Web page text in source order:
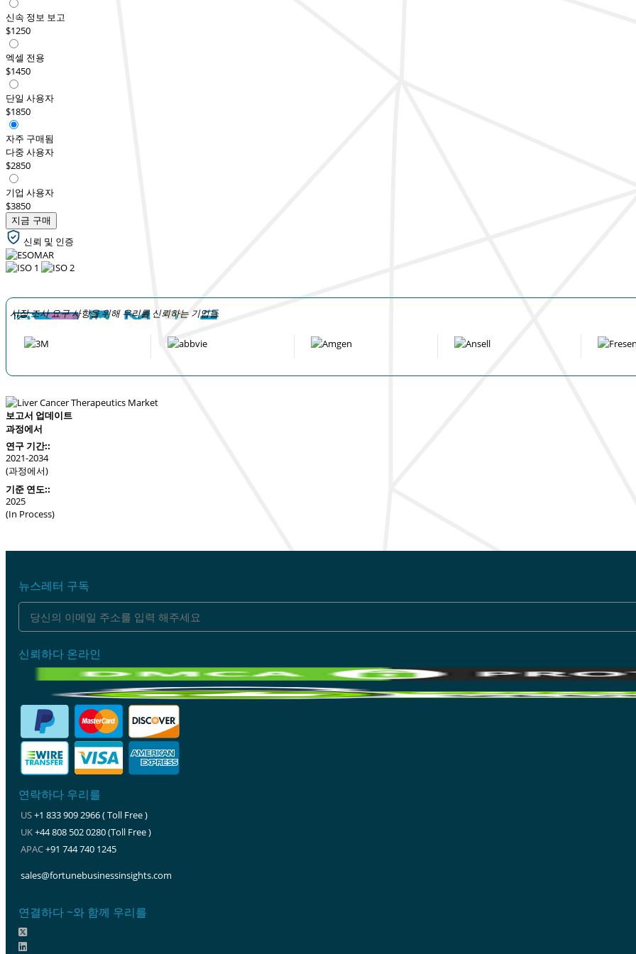
신속 정보 보고
$1250
엑셀 전용
$1450
단일 사용자
$1850
자주 구매됨
다중 사용자
$2850
기업 사용자
$3850
지금 구매
신뢰 및 인증
시장 조사 요구 사항을 위해 우리를 신뢰하는 기업들
보고서 업데이트
과정에서
연구 기간::
2021-2034
(과정에서)
기준 연도::
2025
(In Process)
뉴스레터 구독
신뢰하다 온라인
연락하다 우리를
US+1 833 909 2966 ( Toll Free )
UK+44 808 502 0280 (Toll Free )
APAC+91 744 740 1245
sales@fortunebusinessinsights.com
연결하다 ~와 함께 우리를